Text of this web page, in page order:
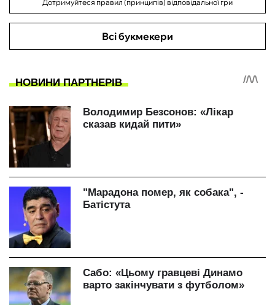
Дотримуйтеся правил (принципів) відповідальної гри
Всі букмекери